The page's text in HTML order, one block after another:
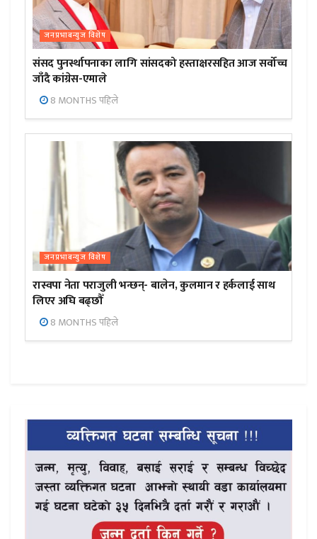
जनप्रभाबन्युज विशेष
संसद पुनर्स्थापनाका लागि सांसदको हस्ताक्षरसहित आज सर्वोच्च
जाँदै कांग्रेस-एमाले
8 MONTHS पहिले
जनप्रभाबन्युज विशेष
रास्वपा नेता पराजुली भन्छन्- बालेन, कुलमान र हर्कलाई साथ
लिएर अघि बढ्छौँ
8 MONTHS पहिले